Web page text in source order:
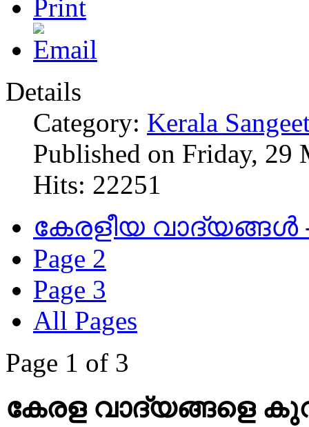
Details
Category: Kerala
Published on Friday, 29
Hits: 22251
കേരളീയ വാദ്യങ്ങള്‍
Page 2
Page 3
All Pages
Page 1 of 3
കേരള വാദ്യങ്ങളെ